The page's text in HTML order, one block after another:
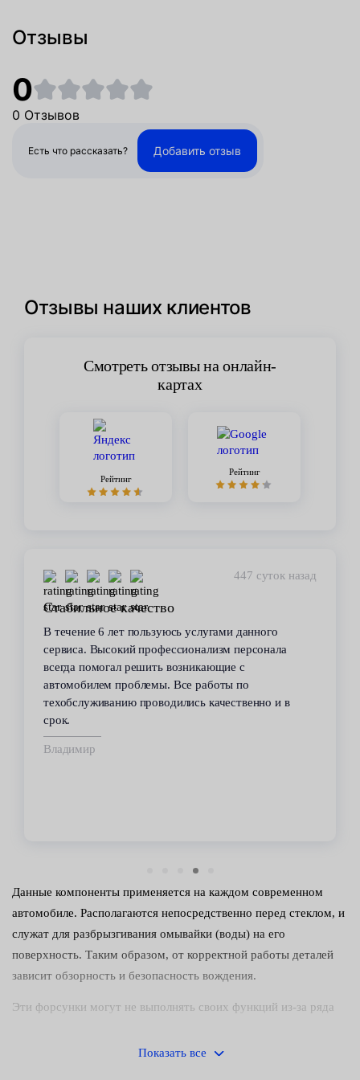
Отзывы
0
0 Отзывов
Есть что рассказать? Добавить отзыв
Отзывы наших клиентов
Смотреть отзывы на онлайн-
картах
Рейтинг
Рейтинг
447 суток назад
Стабильное качество
В течение 6 лет пользуюсь услугами данного
сервиса. Высокий профессионализм персонала
всегда помогал решить возникающие с
автомобилем проблемы. Все работы по
техобслуживанию проводились качественно и в
срок.
Владимир
Данные компоненты применяется на каждом современном
автомобиле. Располагаются непосредственно перед стеклом, и
служат для разбрызгивания омывайки (воды) на его
поверхность. Таким образом, от корректной работы деталей
зависит обзорность и безопасность вождения.
Эти форсунки могут не выполнять своих функций из-за ряда
выхода из строя насоса;Показать все